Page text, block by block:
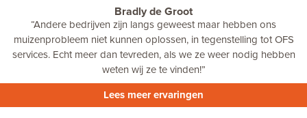
Bradly de Groot
“Andere bedrijven zijn langs geweest maar hebben ons
muizenprobleem niet kunnen oplossen, in tegenstelling tot OFS
services. Echt meer dan tevreden, als we ze weer nodig hebben
weten wij ze te vinden!”
Lees meer ervaringen